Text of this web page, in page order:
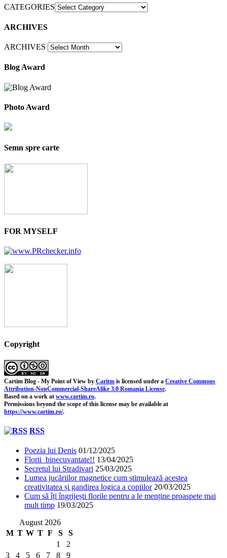
CATEGORIES
ARCHIVES
ARCHIVES
Blog Award
Photo Award
Semn spre carte
FOR MYSELF
Copyright
Cartim Blog - My Point of View by Caritm is licensed under a Creative Commons
Attribution-NonCommercial-ShareAlike 3.0 Romania License.
Based on a work at www.cartim.ro.
Permissions beyond the scope of this license may be available at
https://www.cartim.ro/.
RSS
Poezia lui Denis 01/12/2025
Florii binecuvantate!! 13/04/2025
Secretul lui Stradivari 25/03/2025
Lumea jucăriilor magnetice cum stimulează acestea
creativitatea și gandirea logica a copiilor 20/03/2025
Cum să îți îngrijești florile pentru a le menține proaspete mai
mult timp 19/03/2025
August 2026
M T W T F S
S
1
2
3
4 5 6 7 8 9